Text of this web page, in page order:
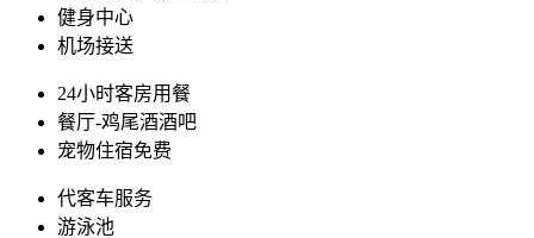
健身中心
机场接送
24小时客房用餐
餐厅-鸡尾酒酒吧
宠物住宿免费
代客车服务
游泳池